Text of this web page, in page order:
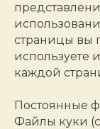
страницы вы
используете
каждой
Постоянные
Файлы куки